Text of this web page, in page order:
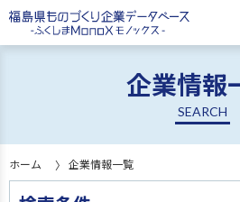
企業情報
SEARCH
ホーム 企業情報一覧